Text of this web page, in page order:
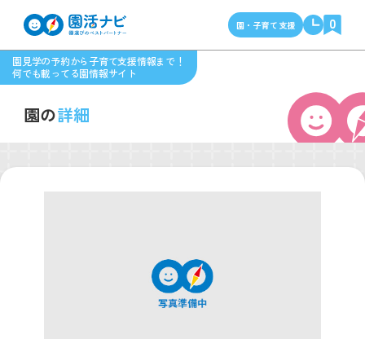
園見学の予約から子育て支援情報まで！
何でも載ってる園情報サイト
園・子育て支援 0
園の詳細